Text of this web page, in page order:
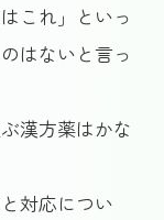
これ」といっ
はないと言っ
漢方薬はかな
対応につい